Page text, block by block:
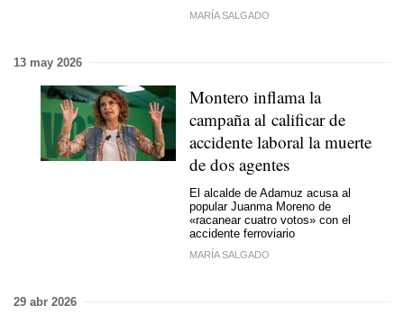
MARÍA SALGADO
13 may 2026
Montero inflama la
campaña al calificar de
accidente laboral la muerte
de dos agentes
El alcalde de Adamuz acusa al
popular Juanma Moreno de
«racanear cuatro votos» con el
accidente ferroviario
MARÍA SALGADO
29 abr 2026